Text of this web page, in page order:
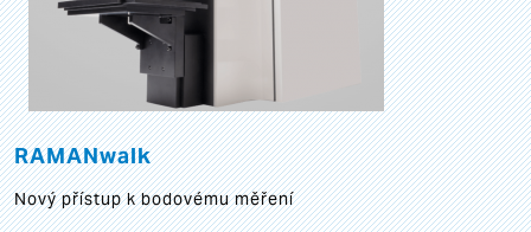
RAMANwalk
Nový přístup k bodovému měření